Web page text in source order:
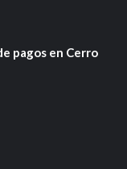
pagos en Cerro